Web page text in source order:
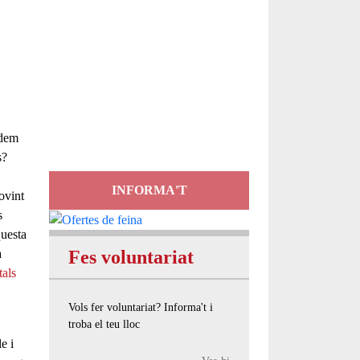
i
INFORMA'T
Fes voluntariat
Vols fer voluntariat? Informa't i
troba el teu lloc